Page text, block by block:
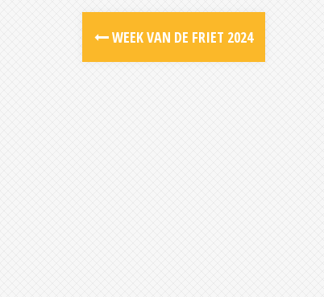
Post
navigation
WEEK VAN DE FRIET 2024